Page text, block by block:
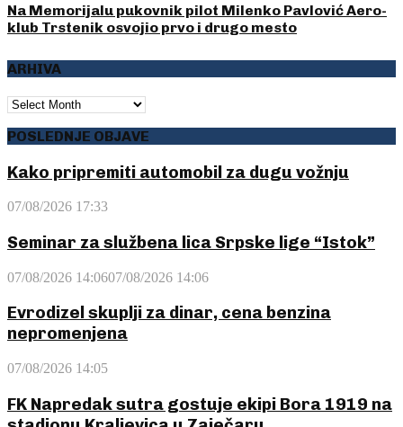
Na Memorijalu pukovnik pilot Milenko Pavlović Aero-
klub Trstenik osvojio prvo i drugo mesto
ARHIVA
ARHIVA
POSLEDNJE OBJAVE
Kako pripremiti automobil za dugu vožnju
07/08/2026 17:33
Seminar za službena lica Srpske lige “Istok”
07/08/2026 14:0607/08/2026 14:06
Evrodizel skuplji za dinar, cena benzina
nepromenjena
07/08/2026 14:05
FK Napredak sutra gostuje ekipi Bora 1919 na